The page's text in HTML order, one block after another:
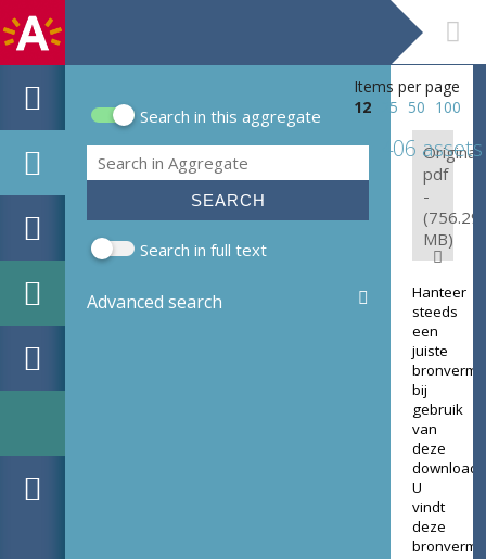
Search form
Search in this aggregate
Search
Search in full text
Advanced search
Items per page
12
25 50 100
406 assets
Original:
pdf
-
(756.29
MB)
Hanteer
steeds
een
juiste
bij
gebruik
van
deze
download.
U
vindt
deze